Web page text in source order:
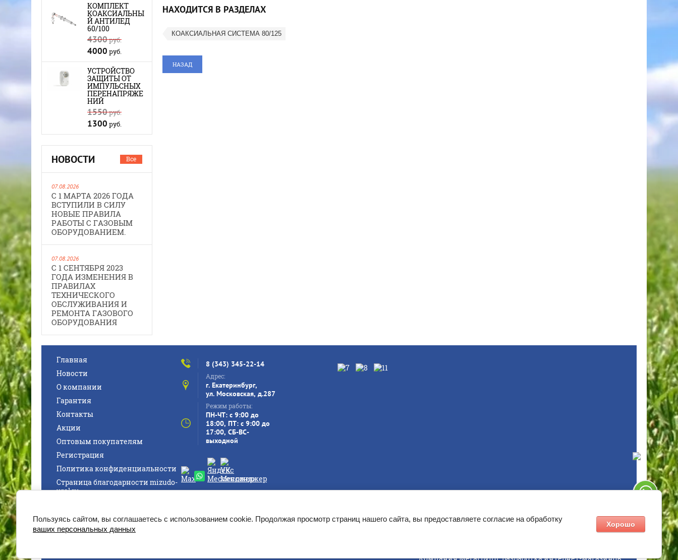
КОМПЛЕКТ
КОАКСИАЛЬНЫ
Й АНТИЛЕД
60/100
4300руб.
4000 руб.
УСТРОЙСТВО
ЗАЩИТЫ ОТ
ИМПУЛЬСНЫХ
ПЕРЕНАПРЯЖЕ
НИЙ
1550руб.
1300 руб.
НОВОСТИ Все
07.08.2026
С 1 МАРТА 2026 ГОДА
ВСТУПИЛИ В СИЛУ
НОВЫЕ ПРАВИЛА
РАБОТЫ С ГАЗОВЫМ
ОБОРУДОВАНИЕМ.
07.08.2026
С 1 СЕНТЯБРЯ 2023
ГОДА ИЗМЕНЕНИЯ В
ПРАВИЛАХ
ТЕХНИЧЕСКОГО
ОБСЛУЖИВАНИЯ И
РЕМОНТА ГАЗОВОГО
ОБОРУДОВАНИЯ
НАХОДИТСЯ В РАЗДЕЛАХ
КОАКСИАЛЬНАЯ СИСТЕМА 80/125
НАЗАД
Главная
Новости
О компании
Гарантия
Контакты
Акции
Оптовым покупателям
Регистрация
Политика конфиденциальности
Страница благодарности mizudo-
ural.ru
8 (343) 345-22-14
Адрес:
г. Екатеринбург,
ул. Московская, д.287
Режим работы:
ПН-ЧТ: с 9:00 до
18:00, ПТ: с 9:00 до
17:00, СБ-ВС-
выходной
Пользуясь сайтом, вы соглашаетесь с использованием cookie. Продолжая просмотр страниц нашего сайта, вы предоставляете согласие на обработку
ваших персональных данных
Хорошо